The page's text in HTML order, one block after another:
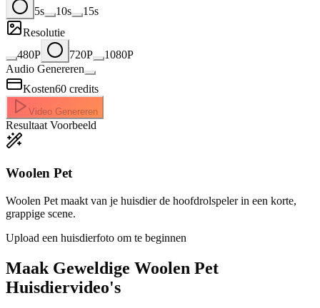
5s
10s
15s
Resolutie
480P
720P
1080P
Audio Genereren
Kosten60 credits
Video Genereren
Resultaat Voorbeeld
Woolen Pet
Woolen Pet maakt van je huisdier de hoofdrolspeler in een korte,
grappige scene.
Upload een huisdierfoto om te beginnen
Maak Geweldige Woolen Pet
Huisdiervideo's